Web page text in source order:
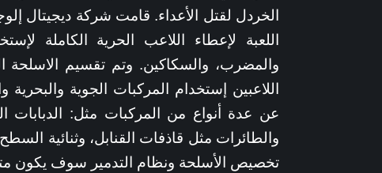
الخردل لقتل الأعداء. قامت شركة ديجيتال
اللعبة لإعطاء اللاعب الحرية الكاملة
والمضرب، والسكاكين. وتم تقسيم الاسلحة
اللاعبين إستخدام المركبات الجوية
عن عدة أنواع من المركبات مثل: الدبابات
والطائرات مثل قاذفات القنابل، وثنائية
تخصيص الأسلحة ونظام التدمير سوف يكون